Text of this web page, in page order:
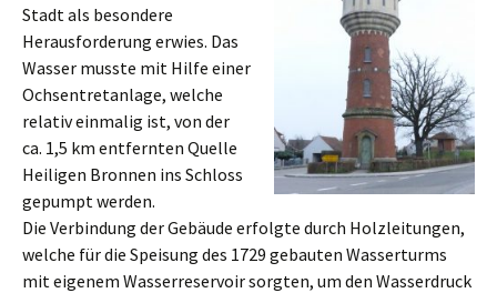
Stadt als besondere
Herausforderung erwies. Das
Wasser musste mit Hilfe einer
Ochsentretanlage, welche
relativ einmalig ist, von der
ca. 1,5 km entfernten Quelle
Heiligen Bronnen ins Schloss
gepumpt werden.
Die Verbindung der Gebäude erfolgte durch Holzleitungen,
welche für die Speisung des 1729 gebauten Wasserturms
mit eigenem Wasserreservoir sorgten, um den Wasserdruck